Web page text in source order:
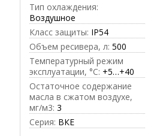
Тип охлаждения:
Воздушное
Класс защиты: IP54
Объем ресивера, л: 500
Температурный режим
эксплуатации, °C: +5…+40
Остаточное содержание
масла в сжатом воздухе,
мг/м3: 3
Серия: ВКЕ